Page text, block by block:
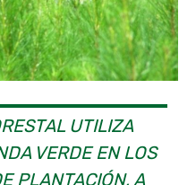
UTILIZA
VERDE EN LOS
PLANTACIÓN, A